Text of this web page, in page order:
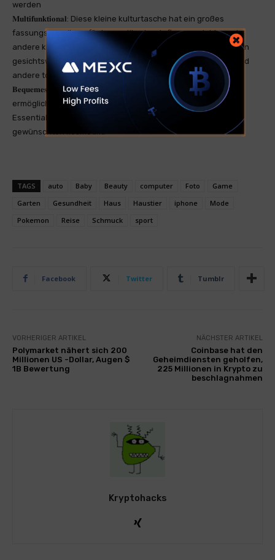
werden
𝐌𝐮𝐥𝐭𝐢𝐟𝐮𝐧𝐤𝐭𝐢𝐨𝐧𝐚𝐥: Diese kleine kulturtasche hat ein großes
fassungsvermögen für kosmetika, hautpflegeprodukte und
andere kleine gegenstände des täglichen bedarfs. Sie können
gesichtswäsche, shampoo, zahnpasta, zahnbürste, kamm und
andere toilettenartikel in diese tasche stecken
𝐁𝐞𝐪𝐮𝐞𝐦𝐞𝐬 𝐃𝐞𝐬𝐢𝐠𝐧: Die weite Öffnung dieser kosmetiktasche
ermöglicht einen mühelosen zugriff auf alle ihre Beauty-
Essentials. Mit dieser kosmetiktasche finden sie schnell ihre
gewünschten kosmetika
TAGS auto Baby Beauty computer Foto
Game
Garten
Gesundheit Haus Haustier iphone
Mode
Pokemon
Reise Schmuck sport
Facebook Twitter Tumblr
VORHERIGER ARTIKEL
Polymarket nähert sich 200
Millionen US -Dollar, Augen $
1B Bewertung
NÄCHSTER ARTIKEL
Coinbase hat den
Geheimdiensten geholfen,
225 Millionen in Krypto zu
beschlagnahmen
Kryptohacks